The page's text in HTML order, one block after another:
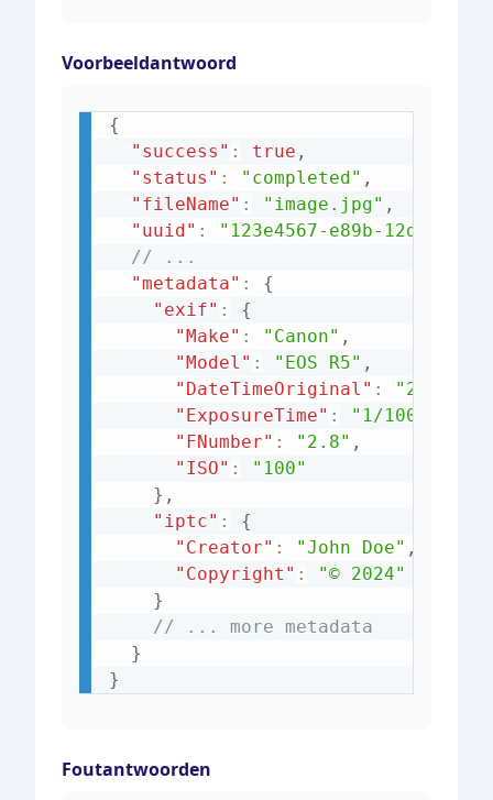
Voorbeeldantwoord
{
"success" : true ,
"status" : "completed" ,
"fileName" : "image.jpg" ,
"uuid" :
"123e4567-e89b-12d3-
// ...
"metadata" :
{
"exif" :
{
"Make" : "Canon" ,
"Model" : "EOS R5" ,
"DateTimeOriginal" :
"ExposureTime" : "1/1000"
"FNumber" : "2.8" ,
"ISO" :
"100"
} ,
"iptc" :
{
"Creator" : "John Doe" ,
"Copyright" :
"© 2024"
}
// ... more metadata
}
}
Foutantwoorden